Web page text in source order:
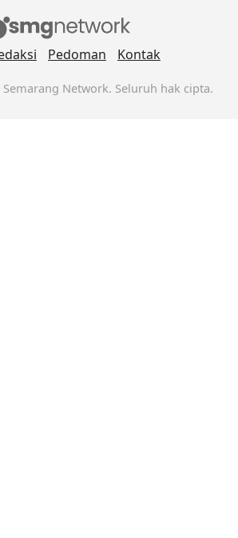
Pedoman Kontak
Network. Seluruh hak cipta.